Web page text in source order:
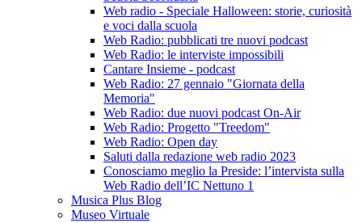
Web radio - Speciale Halloween: storie, curiosità
e voci dalla scuola
Web Radio: pubblicati tre nuovi podcast
Web Radio: le interviste impossibili
Cantare Insieme - podcast
Web Radio: 27 gennaio "Giornata della
Memoria"
Web Radio: due nuovi podcast On-Air
Web Radio: Progetto "Treedom"
Web Radio: Open day
Saluti dalla redazione web radio 2023
Conosciamo meglio la Preside: l’intervista sulla
Web Radio dell’IC Nettuno 1
Musica Plus Blog
Museo Virtuale